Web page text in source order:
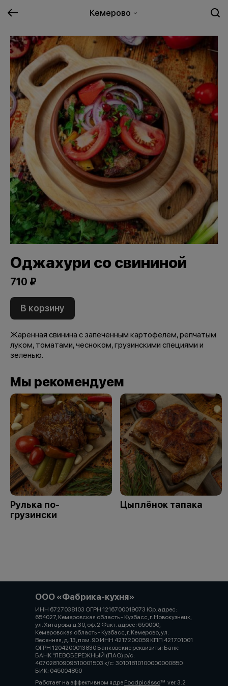
Кемерово
Оджахури со свининой
710 ₽
В корзину
Жаренная свинина с запеченным картофелем, репчатым
луком, томатами, чесноком, грузинскими специями и
зеленью.
Мы рекомендуем
Рулька по-
грузински
Цыплёнок тапака
ООО «Фабрика-кухня»
ИНН 6727038103 ОГРН 1216700019073 Юр. адрес:
654027, Кемеровская область - Кузбасс, г. Новокузнецк,
ул. Хитарова д.30, оф. 2 Факт. адрес: 650000,
Кемеровская область - Кузбасс, г. Кемерово, ул.
Весенняя, д. 13, пом. 90 ИНН 4217200059 КПП 421701001
ОГРН 1204200013830 Банковские реквизиты: Банк:
БАНК "ЛЕВОБЕРЕЖНЫЙ (ПАО) р/с:
40702810909510001503 к/с: 30101810100000000850
БИК: 045004850
Работает на эффективном ядре Foodpicássover. 3.2